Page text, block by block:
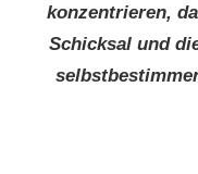
konzentrieren,
Schicksal und